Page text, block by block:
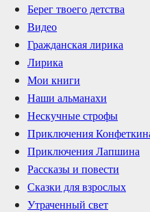
Берег твоего детства
Видео
Гражданская лирика
Лирика
Мои книги
Наши альманахи
Нескучные строфы
Приключения
Приключения Лапшина
Рассказы и повести
Сказки для взрослых
Утраченный свет